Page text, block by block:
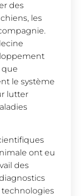
des
les
que
le système
lutter
ont eu
des
technologies